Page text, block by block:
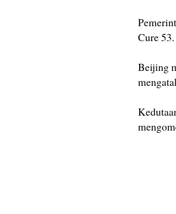
Cure 53.
Beijing